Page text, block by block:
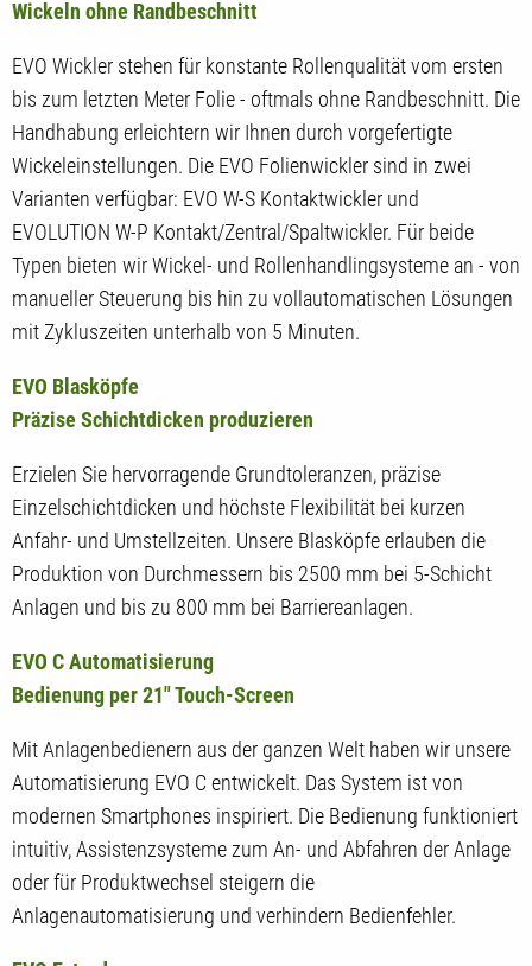
Wickeln ohne Randbeschnitt
EVO Wickler stehen für konstante Rollenqualität vom ersten
bis zum letzten Meter Folie - oftmals ohne Randbeschnitt. Die
Handhabung erleichtern wir Ihnen durch vorgefertigte
Wickeleinstellungen. Die EVO Folienwickler sind in zwei
Varianten verfügbar: EVO W-S Kontaktwickler und
EVOLUTION W-P Kontakt/Zentral/Spaltwickler. Für beide
Typen bieten wir Wickel- und Rollenhandlingsysteme an - von
manueller Steuerung bis hin zu vollautomatischen Lösungen
mit Zykluszeiten unterhalb von 5 Minuten.
EVO Blasköpfe
Präzise Schichtdicken produzieren
Erzielen Sie hervorragende Grundtoleranzen, präzise
Einzelschichtdicken und höchste Flexibilität bei kurzen
Anfahr- und Umstellzeiten. Unsere Blasköpfe erlauben die
Produktion von Durchmessern bis 2500 mm bei 5-Schicht
Anlagen und bis zu 800 mm bei Barriereanlagen.
EVO C Automatisierung
Bedienung per 21" Touch-Screen
Mit Anlagenbedienern aus der ganzen Welt haben wir unsere
Automatisierung EVO C entwickelt. Das System ist von
modernen Smartphones inspiriert. Die Bedienung funktioniert
intuitiv, Assistenzsysteme zum An- und Abfahren der Anlage
oder für Produktwechsel steigern die
Anlagenautomatisierung und verhindern Bedienfehler.